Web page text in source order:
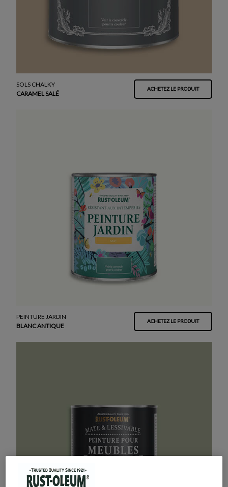
SOLS CHALKY
CARAMEL SALÉ
ACHETEZ LE PRODUIT
PEINTURE JARDIN
BLANC ANTIQUE
ACHETEZ LE PRODUIT